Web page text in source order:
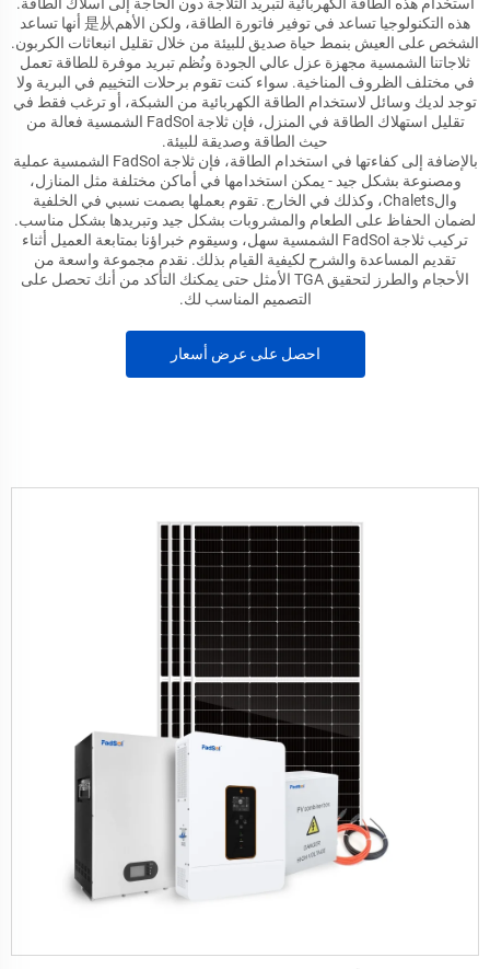
استخدام هذه الطاقة الكهربائية لتبريد الثلاجة دون الحاجة إلى أسلاك الطاقة.
هذه التكنولوجيا تساعد في توفير فاتورة الطاقة، ولكن الأهم是从 أنها تساعد
الشخص على العيش بنمط حياة صديق للبيئة من خلال تقليل انبعاثات الكربون.
ثلاجاتنا الشمسية مجهزة عزل عالي الجودة ونُظم تبريد موفرة للطاقة تعمل
في مختلف الظروف المناخية. سواء كنت تقوم برحلات التخييم في البرية ولا
توجد لديك وسائل لاستخدام الطاقة الكهربائية من الشبكة، أو ترغب فقط في
تقليل استهلاك الطاقة في المنزل، فإن ثلاجة FadSol الشمسية فعالة من
حيث الطاقة وصديقة للبيئة.
بالإضافة إلى كفاءتها في استخدام الطاقة، فإن ثلاجة FadSol الشمسية عملية
ومصنوعة بشكل جيد - يمكن استخدامها في أماكن مختلفة مثل المنازل،
والChalets، وكذلك في الخارج. تقوم بعملها بصمت نسبي في الخلفية
لضمان الحفاظ على الطعام والمشروبات بشكل جيد وتبريدها بشكل مناسب.
تركيب ثلاجة FadSol الشمسية سهل، وسيقوم خبراؤنا بمتابعة العميل أثناء
تقديم المساعدة والشرح لكيفية القيام بذلك. نقدم مجموعة واسعة من
الأحجام والطرز لتحقيق TGA الأمثل حتى يمكنك التأكد من أنك تحصل على
التصميم المناسب لك.
احصل على عرض أسعار